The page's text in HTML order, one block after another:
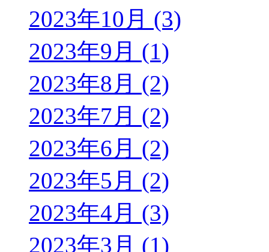
2023年10月 (3)
2023年9月 (1)
2023年8月 (2)
2023年7月 (2)
2023年6月 (2)
2023年5月 (2)
2023年4月 (3)
2023年3月 (1)